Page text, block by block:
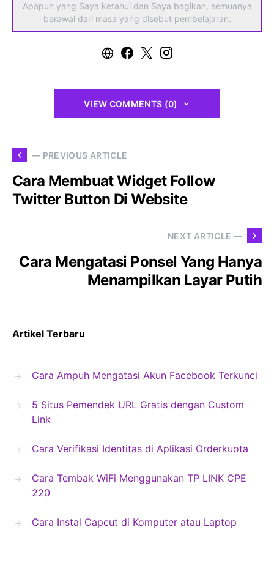
Apapun yang Saya ketahui dan Saya bagikan, semuanya
berawal dari masa yang disebut pembelajaran.
VIEW COMMENTS (0)
— PREVIOUS ARTICLE
Cara Membuat Widget Follow
Twitter Button Di Website
NEXT ARTICLE —
Cara Mengatasi Ponsel Yang Hanya
Menampilkan Layar Putih
Artikel Terbaru
Cara Ampuh Mengatasi Akun Facebook Terkunci
5 Situs Pemendek URL Gratis dengan Custom
Link
Cara Verifikasi Identitas di Aplikasi Orderkuota
Cara Tembak WiFi Menggunakan TP LINK CPE
220
Cara Instal Capcut di Komputer atau Laptop